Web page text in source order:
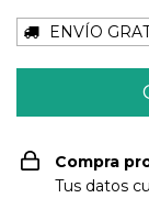
ENVÍO
Compra
Tus datos